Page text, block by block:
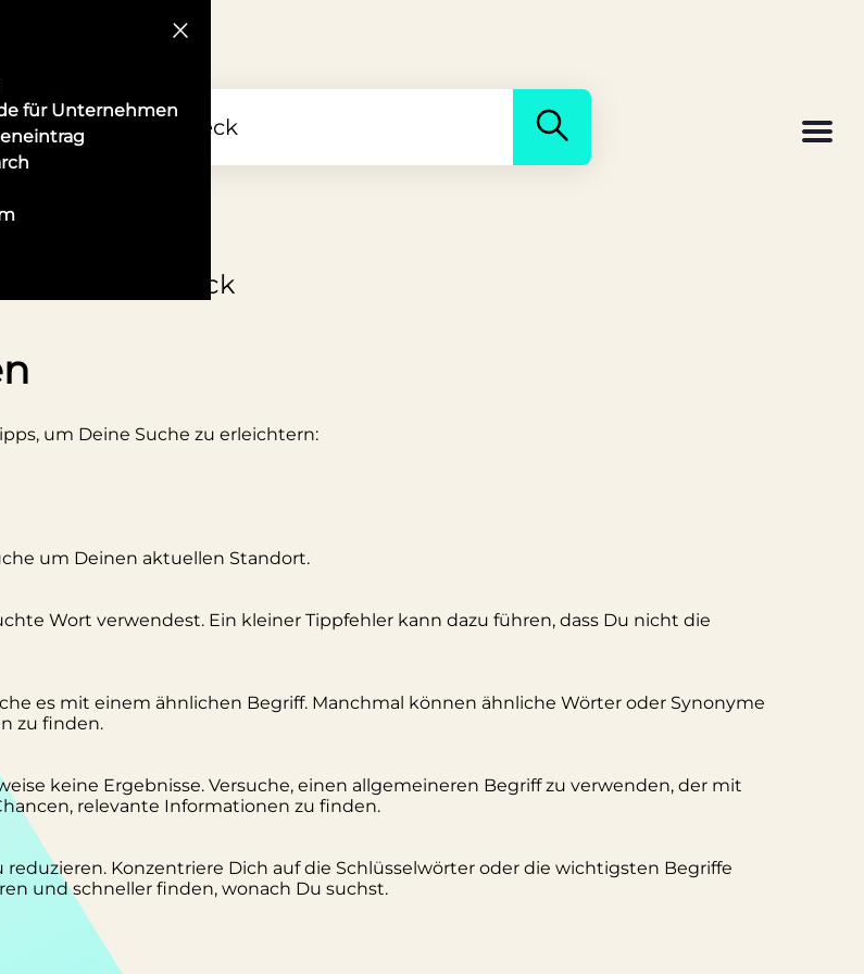
für Unternehmen
in Lübeck
um Deine Suche zu erleichtern:
um Deinen aktuellen Standort.
Wort verwendest. Ein kleiner Tippfehler kann dazu führen, dass Du nicht die
es mit einem ähnlichen Begriff. Manchmal können ähnliche Wörter oder Synonyme
zu finden.
keine Ergebnisse. Versuche, einen allgemeineren Begriff zu verwenden, der mit
relevante Informationen zu finden.
Konzentriere Dich auf die Schlüsselwörter oder die wichtigsten Begriffe
und schneller finden, wonach Du suchst.